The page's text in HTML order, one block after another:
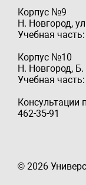
Корпус №9
Н. Новгород,
Учебная
Корпус №10
Н. Новгород,
Учебная
Консультации
462-35-91
© 2026